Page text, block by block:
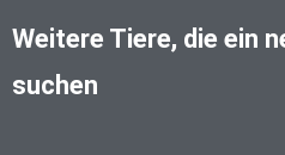
Weitere Tiere, die ein
suchen